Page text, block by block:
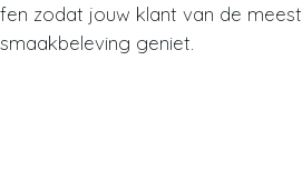
zodat jouw klant van de meest
geniet.